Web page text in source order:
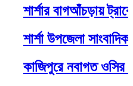
শার্শার বাগআঁচড়ায়
শার্শা উপজেলা
কাজিপুরে নবাগত ওসির